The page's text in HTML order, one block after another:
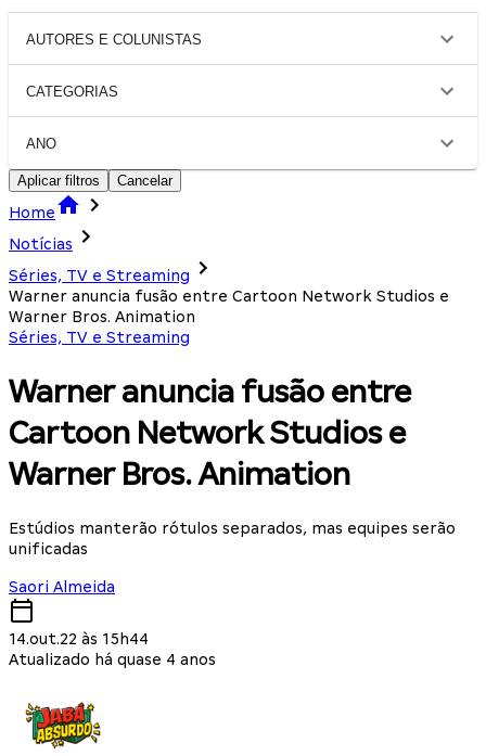
AUTORES E COLUNISTAS
CATEGORIAS
ANO
Aplicar filtros Cancelar
Home
Notícias
Séries, TV e Streaming
Warner anuncia fusão entre Cartoon Network Studios e
Warner Bros. Animation
Séries, TV e Streaming
Warner anuncia fusão entre
Cartoon Network Studios e
Warner Bros. Animation
Estúdios manterão rótulos separados, mas equipes serão
unificadas
Saori Almeida
14.out.22 às 15h44
Atualizado há quase 4 anos